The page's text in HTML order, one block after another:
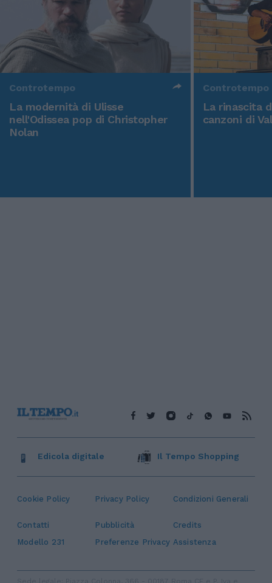
Controtempo
La modernità di Ulisse
nell'Odissea pop di Christopher
Nolan
Controtempo
La rinascita
canzoni di
Cookie Policy Privacy Policy Condizioni Generali
Contatti Pubblicità
Credits
Modello 231
Preferenze Privacy Assistenza
Edicola digitale Il Tempo Shopping